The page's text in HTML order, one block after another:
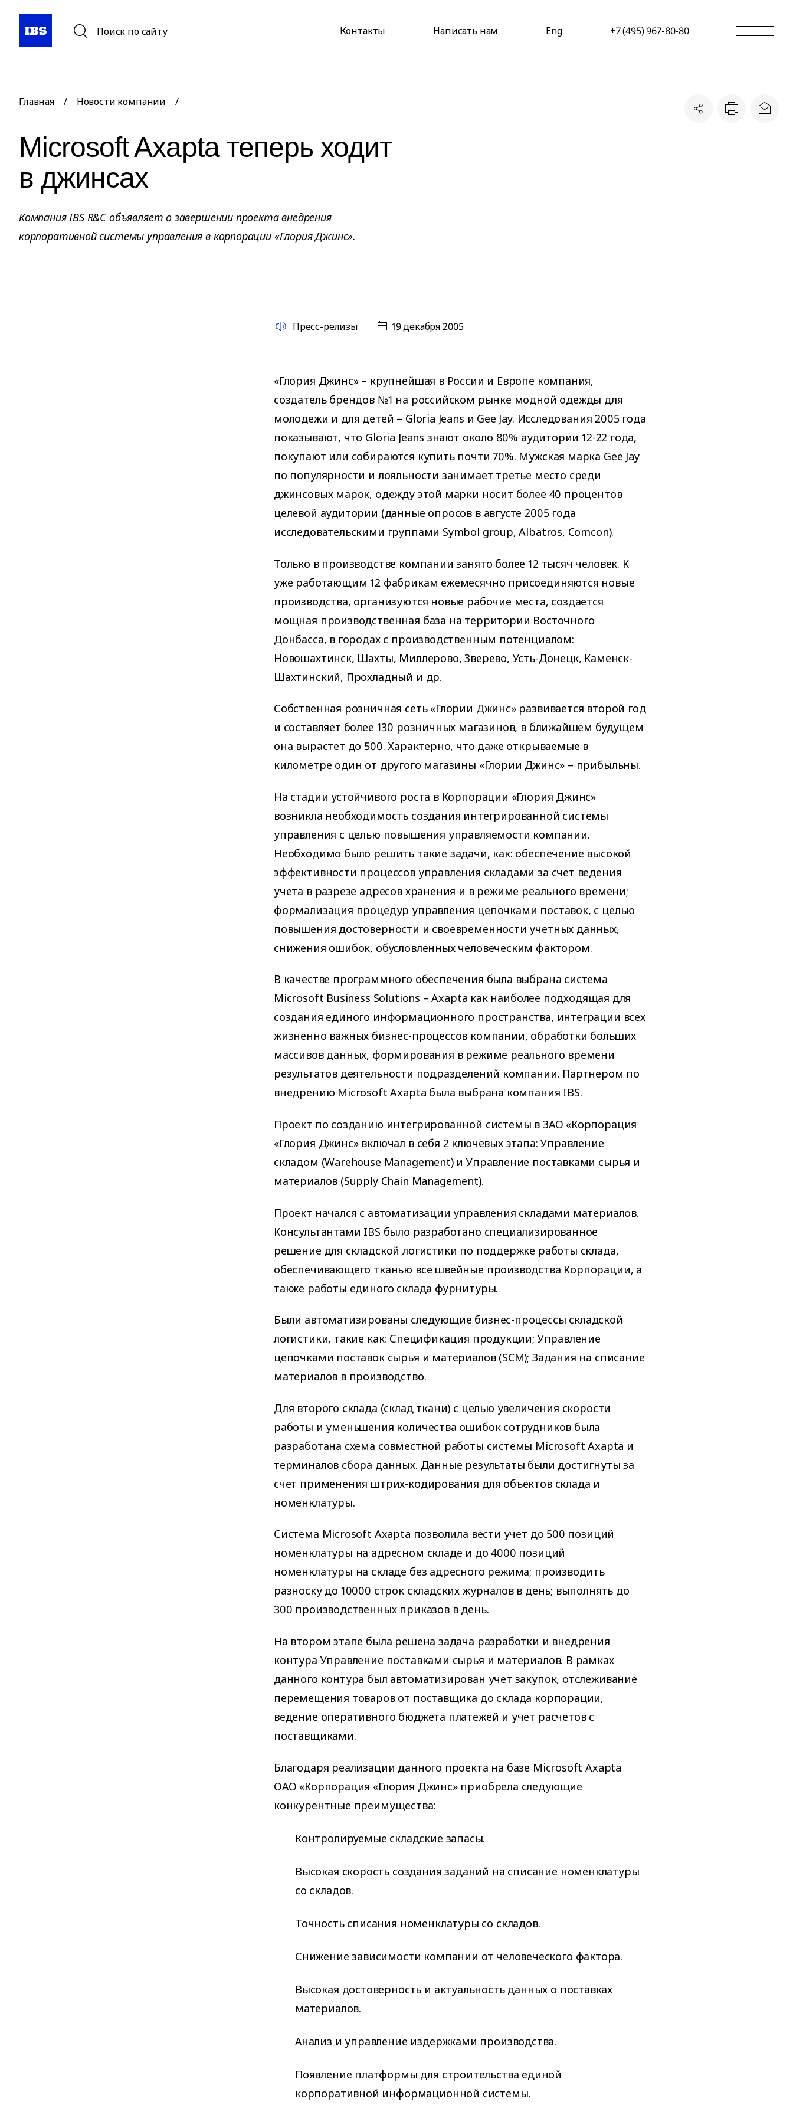
Поиск по сайту Контакты Написать нам Eng +7 (495) 967-80-80
Главная / Новости компании /
Microsoft Axapta теперь ходит
в джинсах
Компания IBS R&C объявляет о завершении проекта внедрения
корпоративной системы управления в корпорации «Глория Джинс».
Пресс-релизы 19 декабря 2005
«Глория Джинс» – крупнейшая в России и Европе компания,
создатель брендов №1 на российском рынке модной одежды для
молодежи и для детей – Gloria Jeans и Gee Jay. Исследования 2005 года
показывают, что Gloria Jeans знают около 80% аудитории 12-22 года,
покупают или собираются купить почти 70%. Мужская марка Gee Jay
по популярности и лояльности занимает третье место среди
джинсовых марок, одежду этой марки носит более 40 процентов
целевой аудитории (данные опросов в августе 2005 года
исследовательскими группами Symbol group, Albatros, Comcon).
Только в производстве компании занято более 12 тысяч человек. К
уже работающим 12 фабрикам ежемесячно присоединяются новые
производства, организуются новые рабочие места, создается
мощная производственная база на территории Восточного
Донбасса, в городах с производственным потенциалом:
Новошахтинск, Шахты, Миллерово, Зверево, Усть-Донецк, Каменск-
Шахтинский, Прохладный и др.
Собственная розничная сеть «Глории Джинс» развивается второй год
и составляет более 130 розничных магазинов, в ближайшем будущем
она вырастет до 500. Характерно, что даже открываемые в
километре один от другого магазины «Глории Джинс» – прибыльны.
На стадии устойчивого роста в Корпорации «Глория Джинс»
возникла необходимость создания интегрированной системы
управления с целью повышения управляемости компании.
Необходимо было решить такие задачи, как: обеспечение высокой
эффективности процессов управления складами за счет ведения
учета в разрезе адресов хранения и в режиме реального времени;
формализация процедур управления цепочками поставок, с целью
повышения достоверности и своевременности учетных данных,
снижения ошибок, обусловленных человеческим фактором.
В качестве программного обеспечения была выбрана система
Microsoft Business Solutions – Axapta как наиболее подходящая для
создания единого информационного пространства, интеграции всех
жизненно важных бизнес-процессов компании, обработки больших
массивов данных, формирования в режиме реального времени
результатов деятельности подразделений компании. Партнером по
внедрению Microsoft Axapta была выбрана компания IBS.
Проект по созданию интегрированной системы в ЗАО «Корпорация
«Глория Джинс» включал в себя 2 ключевых этапа: Управление
складом (Warehouse Management) и Управление поставками сырья и
материалов (Supply Chain Management).
Проект начался с автоматизации управления складами материалов.
Консультантами IBS было разработано специализированное
решение для складской логистики по поддержке работы склада,
обеспечивающего тканью все швейные производства Корпорации, а
также работы единого склада фурнитуры.
Были автоматизированы следующие бизнес-процессы складской
логистики, такие как: Спецификация продукции; Управление
цепочками поставок сырья и материалов (SCM); Задания на списание
материалов в производство.
Для второго склада (склад ткани) с целью увеличения скорости
работы и уменьшения количества ошибок сотрудников была
разработана схема совместной работы системы Microsoft Axapta и
терминалов сбора данных. Данные результаты были достигнуты за
счет применения штрих-кодирования для объектов склада и
номенклатуры.
Система Microsoft Axapta позволила вести учет до 500 позиций
номенклатуры на адресном складе и до 4000 позиций
номенклатуры на складе без адресного режима; производить
разноску до 10000 строк складских журналов в день; выполнять до
300 производственных приказов в день.
На втором этапе была решена задача разработки и внедрения
контура Управление поставками сырья и материалов. В рамках
данного контура был автоматизирован учет закупок, отслеживание
перемещения товаров от поставщика до склада корпорации,
ведение оперативного бюджета платежей и учет расчетов с
поставщиками.
Благодаря реализации данного проекта на базе Microsoft Axapta
ОАО «Корпорация «Глория Джинс» приобрела следующие
конкурентные преимущества:
Контролируемые складские запасы.
Высокая скорость создания заданий на списание номенклатуры
со складов.
Точность списания номенклатуры со складов.
Снижение зависимости компании от человеческого фактора.
Высокая достоверность и актуальность данных о поставках
материалов.
Анализ и управление издержками производства.
Появление платформы для строительства единой
корпоративной информационной системы.